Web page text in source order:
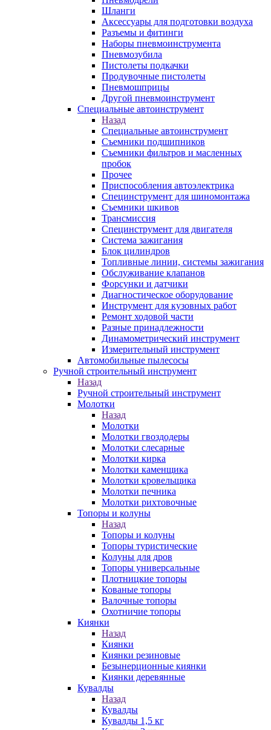
Шланги
Аксессуары для подготовки воздуха
Разъемы и фитинги
Наборы пневмоинструмента
Пневмозубила
Пистолеты подкачки
Продувочные пистолеты
Пневмошприцы
Другой пневмоинструмент
Специальные автоинструмент
Назад
Специальные автоинструмент
Съемники подшипников
Съемники фильтров и масленных
пробок
Прочее
Приспособления автоэлектрика
Специнструмент для шиномонтажа
Съемники шкивов
Трансмиссия
Специнструмент для двигателя
Система зажигания
Блок цилиндров
Топливные линии, системы зажигания
Обслуживание клапанов
Форсунки и датчики
Диагностическое оборудование
Инструмент для кузовных работ
Ремонт ходовой части
Разные принадлежности
Динамометрический инструмент
Измерительный инструмент
Автомобильные пылесосы
Ручной строительный инструмент
Назад
Ручной строительный инструмент
Молотки
Назад
Молотки
Молотки гвоздодеры
Молотки слесарные
Молотки кирка
Молотки каменщика
Молотки кровельщика
Молотки печника
Молотки рихтовочные
Топоры и колуны
Назад
Топоры и колуны
Топоры туристические
Колуны для дров
Топоры универсальные
Плотницкие топоры
Кованые топоры
Валочные топоры
Охотничие топоры
Киянки
Назад
Киянки
Киянки резиновые
Безынерционные киянки
Киянки деревянные
Кувалды
Назад
Кувалды
Кувалды 1,5 кг